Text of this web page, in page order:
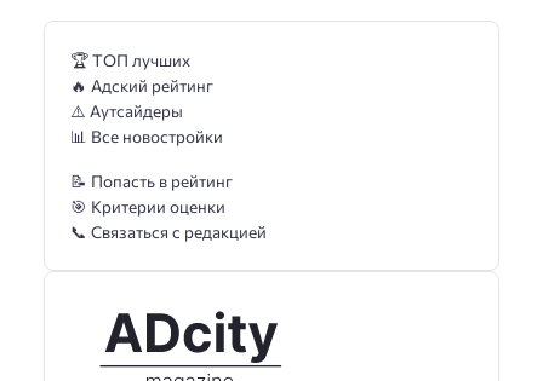
🏆 ТОП лучших
🔥 Адский рейтинг
⚠️ Аутсайдеры
📊 Все новостройки
📝 Попасть в рейтинг
🎯 Критерии оценки
📞 Связаться с редакцией